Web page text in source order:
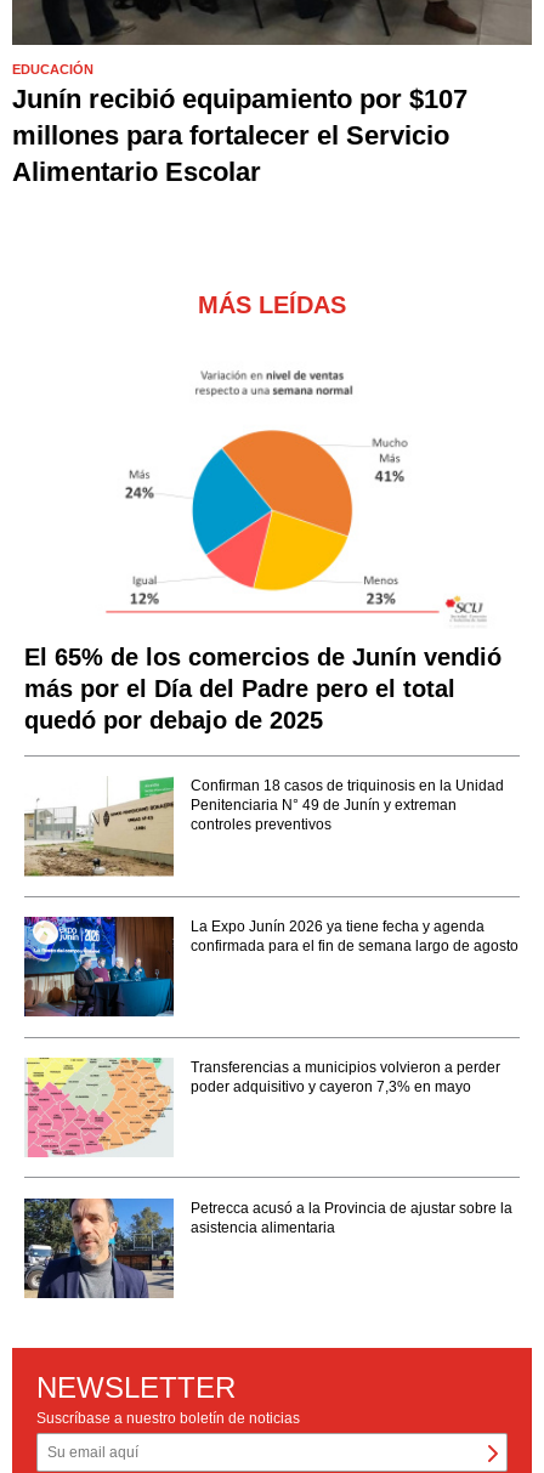
EDUCACIÓN
Junín recibió equipamiento por $107
millones para fortalecer el Servicio
Alimentario Escolar
MÁS LEÍDAS
El 65% de los comercios de Junín vendió
más por el Día del Padre pero el total
quedó por debajo de 2025
Confirman 18 casos de triquinosis en la Unidad
Penitenciaria N° 49 de Junín y extreman
controles preventivos
La Expo Junín 2026 ya tiene fecha y agenda
confirmada para el fin de semana largo de agosto
Transferencias a municipios volvieron a perder
poder adquisitivo y cayeron 7,3% en mayo
Petrecca acusó a la Provincia de ajustar sobre la
asistencia alimentaria
NEWSLETTER
Suscríbase a nuestro boletín de noticias